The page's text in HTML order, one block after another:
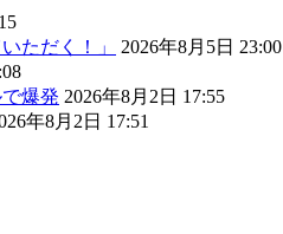
ただく！」
2026年8月5日 23:00
爆発 2026年8月2日 17:55
年8月2日 17:51